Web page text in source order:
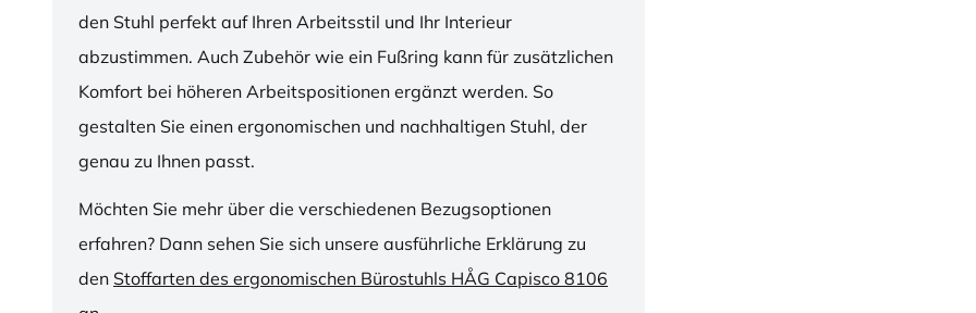
den Stuhl perfekt auf Ihren Arbeitsstil und Ihr Interieur
abzustimmen. Auch Zubehör wie ein Fußring kann für zusätzlichen
Komfort bei höheren Arbeitspositionen ergänzt werden. So
gestalten Sie einen ergonomischen und nachhaltigen Stuhl, der
genau zu Ihnen passt.
Möchten Sie mehr über die verschiedenen Bezugsoptionen
erfahren? Dann sehen Sie sich unsere ausführliche Erklärung zu
den Stoffarten des ergonomischen Bürostuhls HÅG Capisco 8106